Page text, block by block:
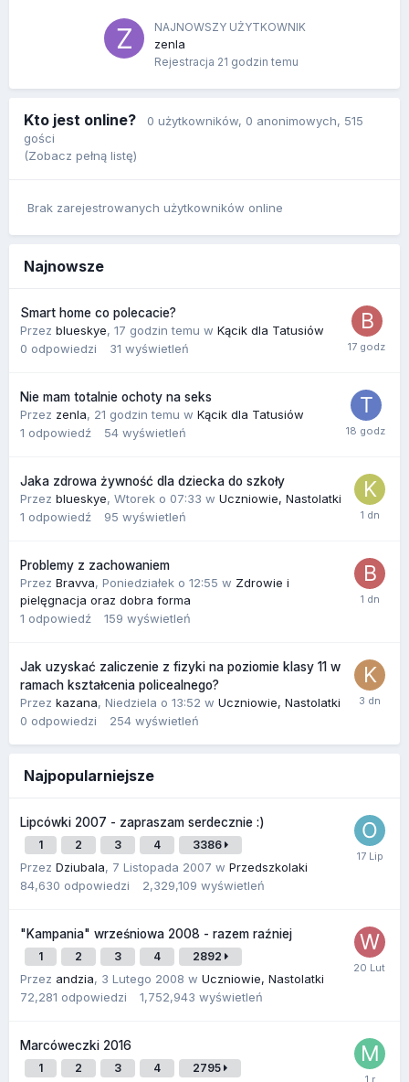
NAJNOWSZY UŻYTKOWNIK
zenla
Rejestracja 21 godzin temu
Kto jest online? 0 użytkowników, 0 anonimowych, 515
gości
(Zobacz pełną listę)
Brak zarejestrowanych użytkowników online
Najnowsze
Smart home co polecacie?
Przez blueskye, 17 godzin temu w Kącik dla Tatusiów
0 odpowiedzi 31 wyświetleń
Nie mam totalnie ochoty na seks
Przez zenla, 21 godzin temu w Kącik dla Tatusiów
1 odpowiedź 54 wyświetleń
Jaka zdrowa żywność dla dziecka do szkoły
Przez blueskye, Wtorek o 07:33 w Uczniowie, Nastolatki
1 odpowiedź 95 wyświetleń
Problemy z zachowaniem
Przez Bravva, Poniedziałek o 12:55 w Zdrowie i
pielęgnacja oraz dobra forma
1 odpowiedź 159 wyświetleń
Jak uzyskać zaliczenie z fizyki na poziomie klasy 11 w
ramach kształcenia policealnego?
Przez kazana, Niedziela o 13:52 w Uczniowie, Nastolatki
0 odpowiedzi 254 wyświetleń
Najpopularniejsze
Lipcówki 2007 - zapraszam serdecznie :)
1 2 3 4 3386
Przez Dziubala, 7 Listopada 2007 w Przedszkolaki
84,630 odpowiedzi 2,329,109 wyświetleń
"Kampania" wrześniowa 2008 - razem raźniej
1 2 3 4 2892
Przez andzia, 3 Lutego 2008 w Uczniowie, Nastolatki
72,281 odpowiedzi 1,752,943 wyświetleń
Marcóweczki 2016
1 2 3 4 2795